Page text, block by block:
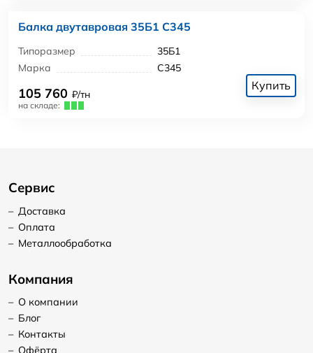
Балка двутавровая 35Б1 С345
Типоразмер
35Б1
Марка
С345
105 760 ₽/тн
на складе:
Купить
Сервис
– Доставка
– Оплата
– Металлообработка
Компания
– О компании
– Блог
– Контакты
– Офёрта